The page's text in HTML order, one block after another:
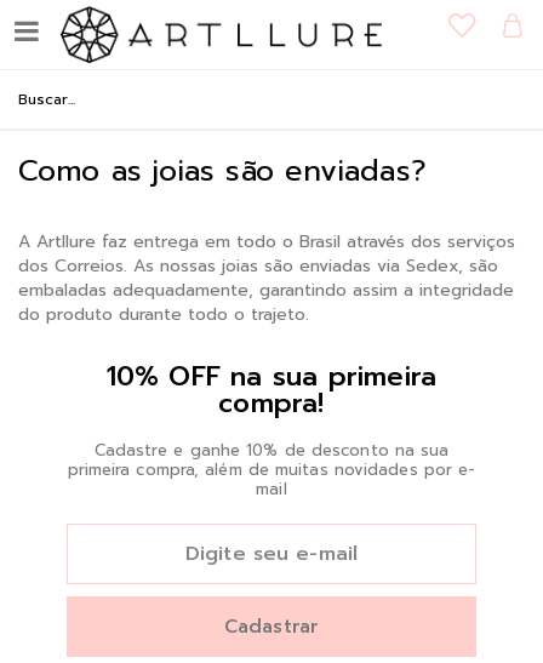
Como as joias são enviadas?
A Artllure faz entrega em todo o Brasil através dos serviços
dos Correios. As nossas joias são enviadas via Sedex, são
embaladas adequadamente, garantindo assim a integridade
do produto durante todo o trajeto.
10% OFF na sua primeira
compra!
Cadastre e ganhe 10% de desconto na sua
primeira compra, além de muitas novidades por e-
mail